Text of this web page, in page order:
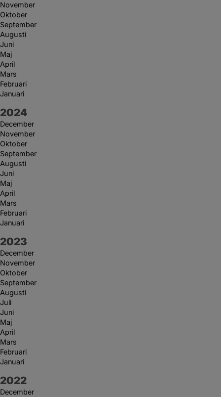
November
Oktober
September
Augusti
Juni
Maj
April
Mars
Februari
Januari
År:
2024
December
November
Oktober
September
Augusti
Juni
Maj
April
Mars
Februari
Januari
År:
2023
December
November
Oktober
September
Augusti
Juli
Juni
Maj
April
Mars
Februari
Januari
År:
2022
December